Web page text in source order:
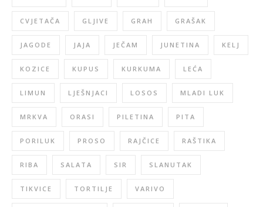
CVJETAČA GLJIVE GRAH GRAŠAK
JAGODE JAJA JEČAM JUNETINA KELJ
KOZICE KUPUS KURKUMA LEĆA
LIMUN LJEŠNJACI LOSOS MLADI LUK
MRKVA ORASI PILETINA PITA
PORILUK PROSO RAJČICE RAŠTIKA
RIBA SALATA SIR SLANUTAK
TIKVICE TORTILJE VARIVO